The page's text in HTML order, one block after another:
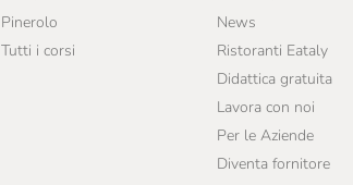
Pinerolo
Tutti i corsi
News
Ristoranti Eataly
Didattica gratuita
Lavora con noi
Per le Aziende
Diventa fornitore